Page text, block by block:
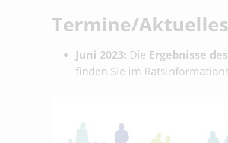
Termine/Aktuelles
Juni 2023: Die Ergebnisse
finden Sie im